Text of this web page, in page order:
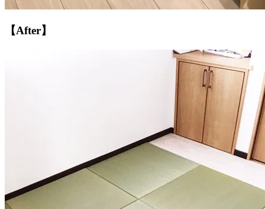
【After】